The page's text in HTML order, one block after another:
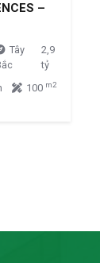
–
Tây
2,9
tỷ
100 m2